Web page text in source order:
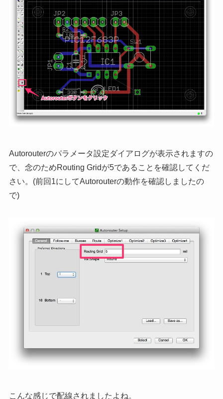
Autorouterのパラメータ設定ダイアログが表示されますの
で、念のためRouting Gridが5であることを確認してくだ
さい。(前回1にしてAutorouterの動作を確認しましたの
で)
こんな感じで配線されましたよね。